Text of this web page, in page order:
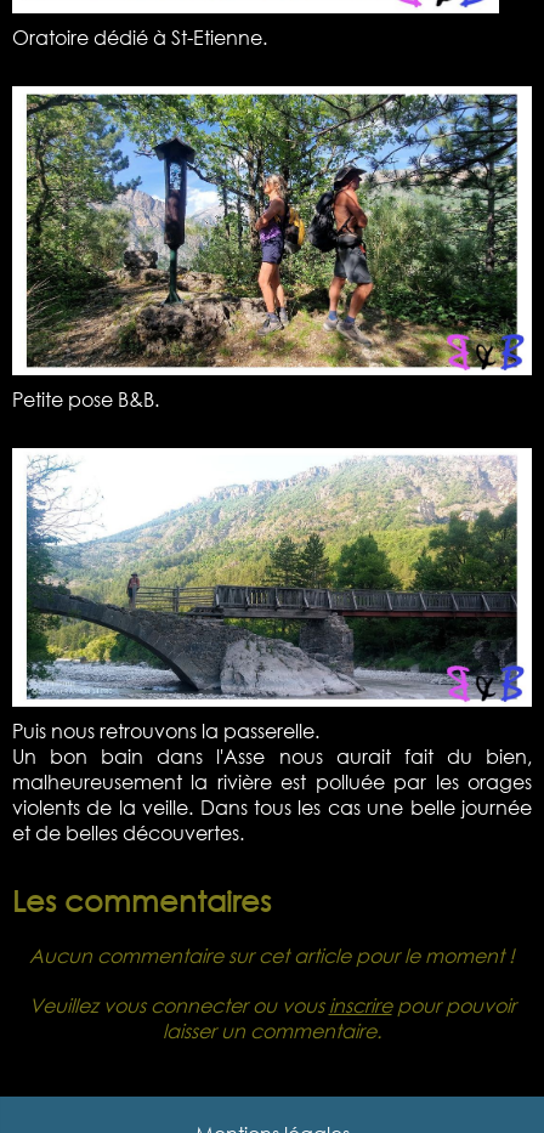
Oratoire dédié à St-Etienne.
Petite pose B&B.
Puis nous retrouvons la passerelle.
Un bon bain dans l'Asse nous aurait fait du bien,
malheureusement la rivière est polluée par les orages
violents de la veille. Dans tous les cas une belle journée
et de belles découvertes.
Les commentaires
Aucun commentaire sur cet article pour le moment !
Veuillez vous connecter ou vousinscrirepour pouvoir
laisser un commentaire.